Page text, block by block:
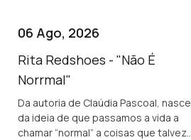
06 Ago, 2026
Rita Redshoes - "Não É
Norrmal"
Da autoria de Claúdia Pascoal, nasce
da ideia de que passamos a vida a
chamar “normal” a coisas que talvez